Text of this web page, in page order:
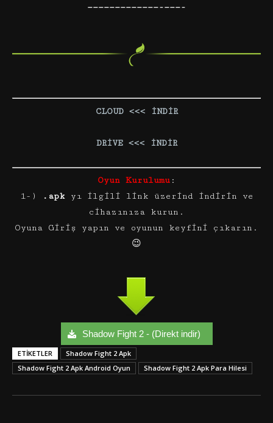
—————————————-———-
CLOUD <<< İNDİR
DRİVE <<< İNDİR
Oyun Kurulumu :
1-)
.apkyı ilgili link üzerind indirin ve
cihazınıza kurun.
Oyuna Giriş yapın ve oyunun keyfini çıkarın.
😉
Shadow Fight 2 - (Direkt indir)
ETIKETLER
Shadow Fight 2 Apk
Shadow Fight 2 Apk Android Oyun
Shadow Fight 2 Apk Para Hilesi